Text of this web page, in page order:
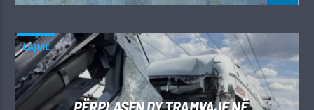
LAJME
PËRPLASEN DY TRAMVAJE NË